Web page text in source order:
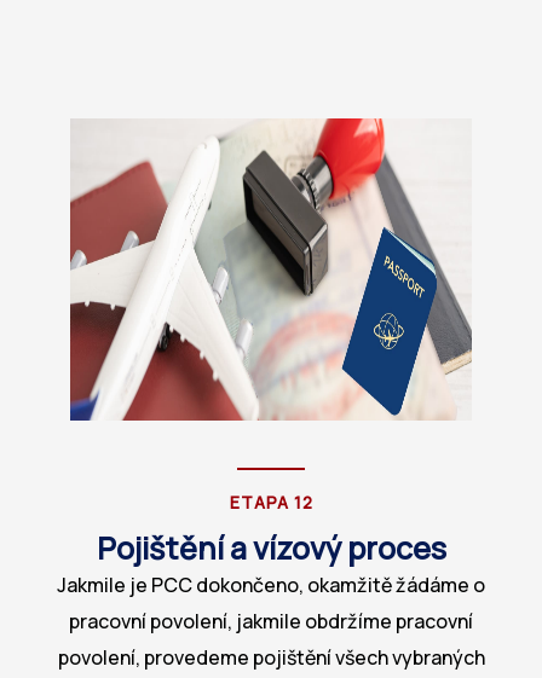
ETAPA 12
Pojištění a vízový proces
Jakmile je PCC dokončeno, okamžitě žádáme o
pracovní povolení, jakmile obdržíme pracovní
povolení, provedeme pojištění všech vybraných